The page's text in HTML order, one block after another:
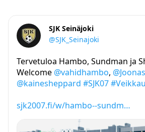
SJK Seinäjoki
@SJK_Seinajoki
Tervetuloa Hambo, Sundman ja
Welcome @vahidhambo,
@kainesheppard #SJK07
sjk2007.fi/w/hambo--sundm…